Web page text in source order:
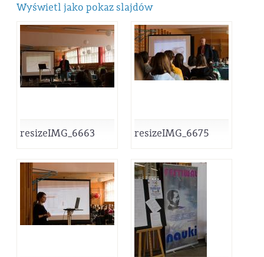
Wyświetl jako pokaz slajdów
resizeIMG_6663 resizeIMG_6675